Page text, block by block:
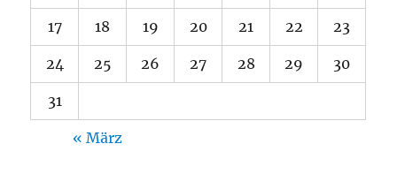
17 18 19 20 21 22 23
24 25 26 27 28 29 30
31
« März